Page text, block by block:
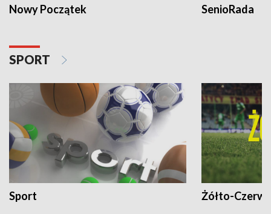
Nowy Początek SenioRada
SPORT
Sport Żółto-